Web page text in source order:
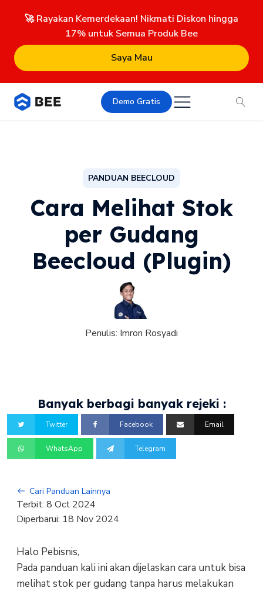
🚀 Rayakan Kemerdekaan! Nikmati Diskon hingga
17% untuk Semua Produk Bee
Saya Mau
Demo Gratis
PANDUAN BEECLOUD
Cara Melihat Stok
per Gudang
Beecloud (Plugin)
Penulis: Imron Rosyadi
Banyak berbagi banyak rejeki :
Twitter Facebook Email
WhatsApp Telegram
Cari Panduan Lainnya
Terbit: 8 Oct 2024
Diperbarui: 18 Nov 2024
Halo Pebisnis,
Pada panduan kali ini akan dijelaskan cara untuk bisa
melihat stok per gudang tanpa harus melakukan